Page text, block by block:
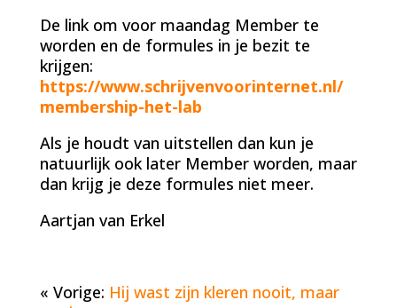
De link om voor maandag Member te
worden en de formules in je bezit te
krijgen:
https://www.schrijvenvoorinternet.nl/
membership-het-lab
Als je houdt van uitstellen dan kun je
natuurlijk ook later Member worden, maar
dan krijg je deze formules niet meer.
Aartjan van Erkel
« Vorige: Hij wast zijn kleren nooit, maar